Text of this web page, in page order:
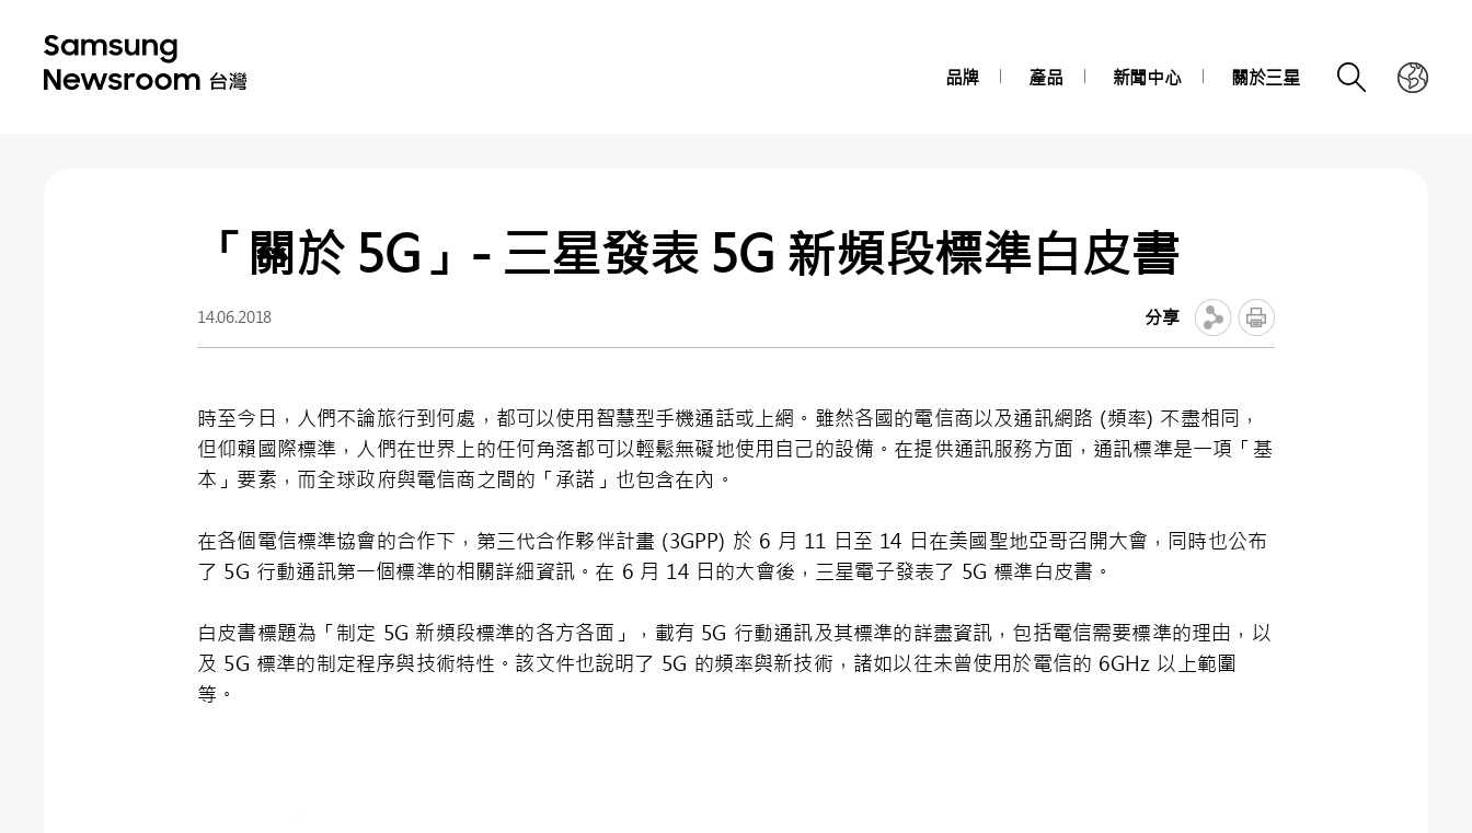
品牌 產品 新聞中心 關於三星
「關於 5G」- 三星發表 5G 新頻段標準白皮書
14.06.2018 分享
時至今日，人們不論旅行到何處，都可以使用智慧型手機通話或上網。雖然各國的電信商以及通訊網路 (頻率) 不盡相同，
但仰賴國際標準，人們在世界上的任何角落都可以輕鬆無礙地使用自己的設備。在提供通訊服務方面，通訊標準是一項「基
本」要素，而全球政府與電信商之間的「承諾」也包含在內。
在各個電信標準協會的合作下，第三代合作夥伴計畫 (3GPP) 於 6 月 11 日至 14 日在美國聖地亞哥召開大會，同時也公布
了 5G 行動通訊第一個標準的相關詳細資訊。在 6 月 14 日的大會後，三星電子發表了 5G 標準白皮書。
白皮書標題為「制定 5G 新頻段標準的各方各面」，載有 5G 行動通訊及其標準的詳盡資訊，包括電信需要標準的理由，以
及 5G 標準的制定程序與技術特性。該文件也說明了 5G 的頻率與新技術，諸如以往未曾使用於電信的 6GHz 以上範圍
等。